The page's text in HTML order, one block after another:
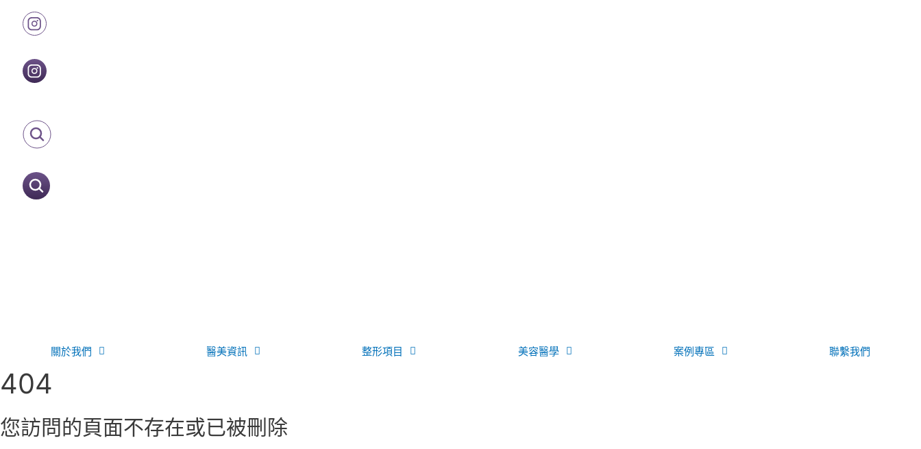
關於我們 醫美資訊 整形項目 美容醫學 案例專區 聯繫我們
404
您訪問的頁面不存在或已被刪除